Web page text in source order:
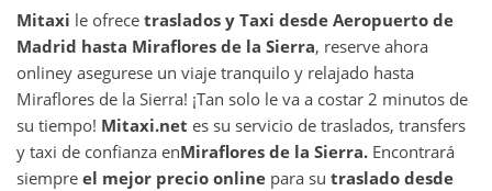
Mitaxi le ofrece traslados y Taxi desde Aeropuerto de
Madrid hasta Miraflores de la Sierra, reserve ahora
onliney asegurese un viaje tranquilo y relajado hasta
Miraflores de la Sierra! ¡Tan solo le va a costar 2 minutos de
su tiempo! Mitaxi.net es su servicio de traslados, transfers
y taxi de confianza enMiraflores de la Sierra. Encontrará
siempre el mejor precio online para su traslado desde